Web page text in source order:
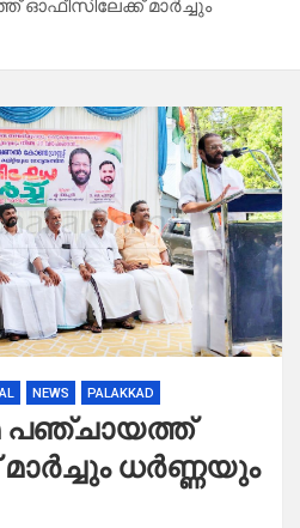
ഓഫീസിലേക്ക് മാർച്ചും
NEWS PALAKKAD
പഞ്ചായത്ത്
ധർണ്ണയും